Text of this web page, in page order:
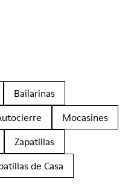
Bailarinas
Mocasines
Zapatillas
de Casa